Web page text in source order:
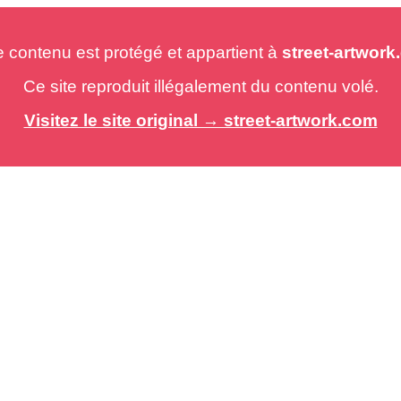
est protégé et appartient à street-
Ce site reproduit illégalement du contenu volé.
Visitez le site original → street-artwork.com